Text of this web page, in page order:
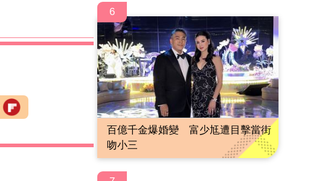
6
百億千金爆婚變 富少尪遭目擊當街
吻小三